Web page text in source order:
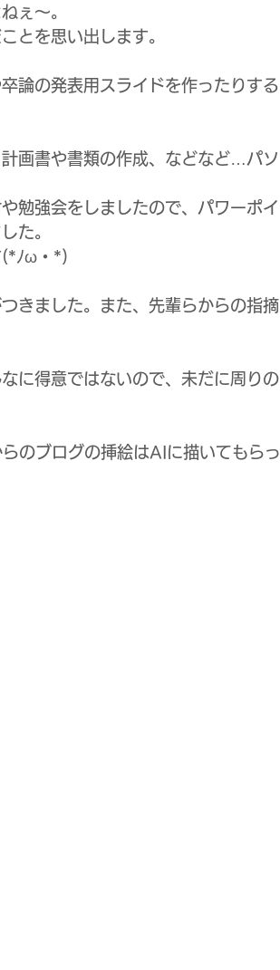
ぇ〜。
とを思い出します。
論の発表用スライドを作ったりする
画書や書類の作成、などなど…パソ
勉強会をしましたので、パワーポイ
た。
(*ﾉω・*)
きました。また、先輩らからの指摘
に得意ではないので、未だに周りの
のブログの挿絵はAIに描いてもらっ